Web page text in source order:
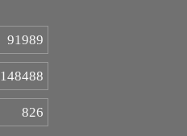
91989
148488
826